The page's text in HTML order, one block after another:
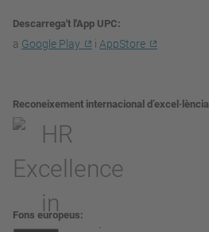
Descarrega't l'App UPC
a Google Play i AppStore
Reconeixement internacional d’excel·lència
Fons europeus